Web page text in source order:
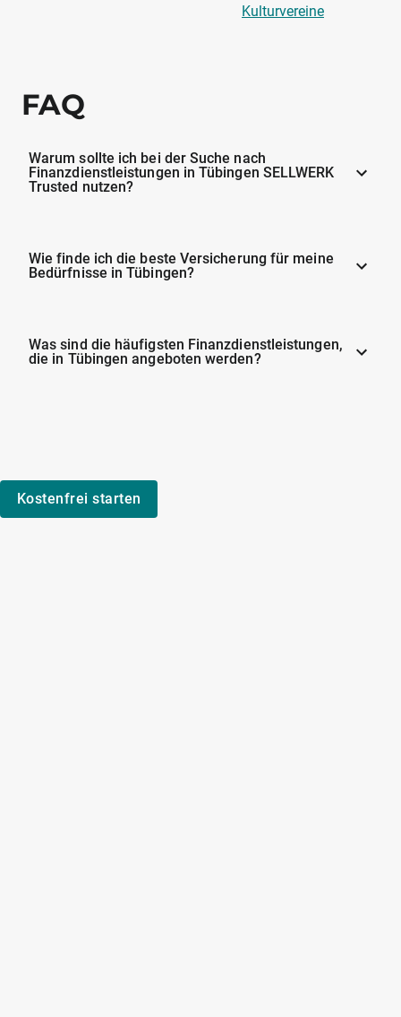
Kulturvereine
FAQ
Warum sollte ich bei der Suche nach
Finanzdienstleistungen in Tübingen SELLWERK
Trusted nutzen?
Wie finde ich die beste Versicherung für meine
Bedürfnisse in Tübingen?
Was sind die häufigsten Finanzdienstleistungen,
die in Tübingen angeboten werden?
Kostenfrei starten